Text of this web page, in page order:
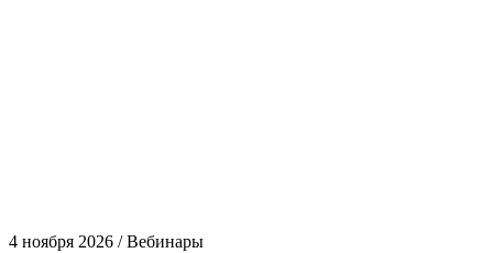
4 ноября 2026 / Вебинары